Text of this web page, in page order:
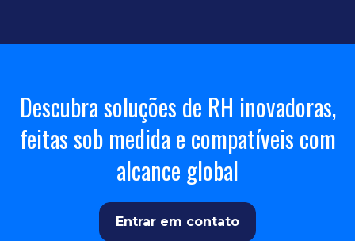
Descubra soluções de RH inovadoras,
feitas sob medida e compatíveis com
alcance global
Entrar em contato